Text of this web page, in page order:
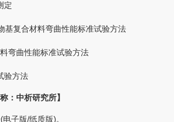
定
基复合材料弯曲性能标准试验方法
弯曲性能标准试验方法
验方法
：中析研究所】
子版/纸质版)。